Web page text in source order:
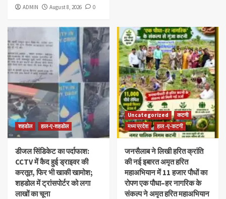
ADMIN August 8, 2026 0
शहडोल हाल-ए-शहडोल
डीजल सिंडिकेट का पर्दाफाश:
CCTV में कैद हुई ड्राइवर की
करतूत, फिर भी खाकी खामोश;
शहडोल में ट्रांसपोर्टर को लगा
लाखों का चूना
Uncategorized
कटनी
मध्य प्रदेश
हाल -ए-कटनी
जनसैलाब ने लिखी हरित क्रांति
की नई इबारत अमृत हरित
महाअभियान में 11 हजार पौधों का
रोपण एक पौधा–हर नागरिक के
संकल्प ने अमृत हरित महाअभियान